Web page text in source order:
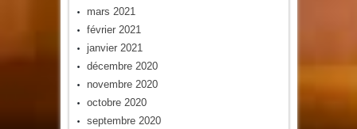
mars 2021
février 2021
janvier 2021
décembre 2020
novembre 2020
octobre 2020
septembre 2020